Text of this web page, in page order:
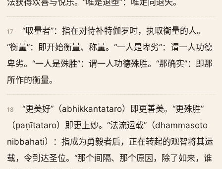
法获得欢喜与悦乐。“唯是退堕”：唯走向退失。
17
“取量者”：指在对待补特伽罗时，执取衡量的人。
“衡量”：即开始衡量、称量。“一人是卑劣”：谓一人功德
卑劣。“一人是殊胜”：谓一人功德殊胜。“那确实”：即那
所作的衡量。
18
“更美好”（abhikkantataro）即更善美。“更殊胜”
（paṇītataro）即更上妙。“法流运载”（dhammasoto
nibbahati）：指成为勇毅者后，正在转起的观智将其运
载，令到达圣位。“那个间隔、那个原因，除了如来，谁